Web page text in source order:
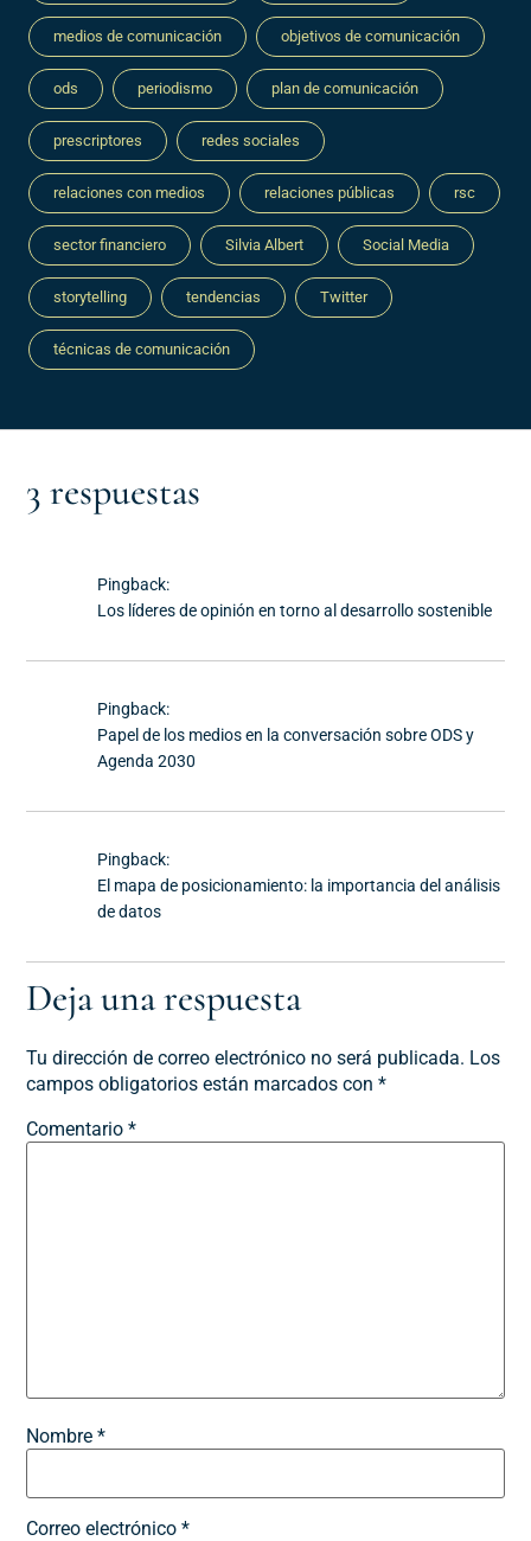
medios de comunicación objetivos de comunicación
ods periodismo plan de comunicación
prescriptores redes sociales
relaciones con medios relaciones públicas rsc
sector financiero Silvia Albert Social Media
storytelling tendencias Twitter
técnicas de comunicación
3 respuestas
Pingback:
Los líderes de opinión en torno al desarrollo sostenible
Pingback:
Papel de los medios en la conversación sobre ODS y
Agenda 2030
Pingback:
El mapa de posicionamiento: la importancia del análisis
de datos
Deja una respuesta
Tu dirección de correo electrónico no será publicada. Los
campos obligatorios están marcados con*
Comentario*
Nombre*
Correo electrónico*